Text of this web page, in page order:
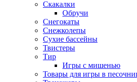
Скакалки
Обручи
Снегокаты
Снежколепы
Сухие бассейны
Твистеры
Тир
Игры с мишенью
Товары для игры в